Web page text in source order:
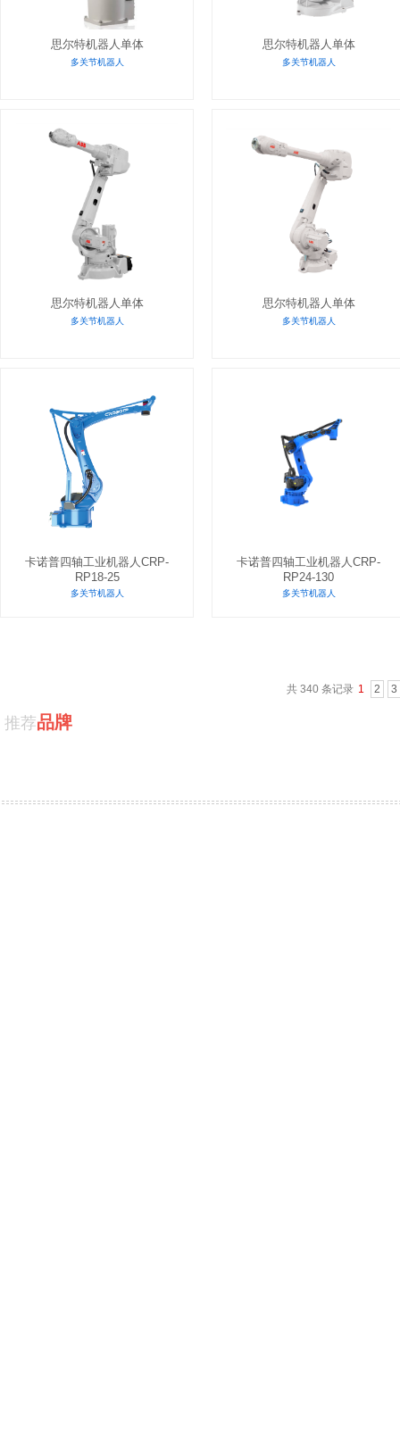
思尔特机器人单体
多关节机器人
思尔特机器人单体
多关节机器人
思尔特机器人单体
多关节机器人
思尔特机器人单体
多关节机器人
卡诺普四轴工业机器人CRP-
RP18-25
多关节机器人
卡诺普四轴工业机器人CRP-
RP24-130
多关节机器人
共 340 条记录 1 2 3
推荐品牌